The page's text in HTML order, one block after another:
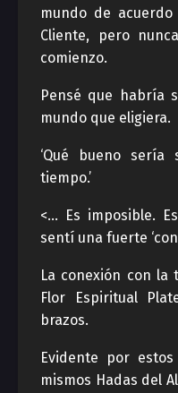
mundo de
Cliente, pero
comienzo.
Pensé que habría
mundo que eligiera.
‘Qué bueno
tiempo.’
<… Es imposible.
sentí una fuerte
La conexión con la
Flor Espiritual
brazos.
Evidente por
mismos Hadas del